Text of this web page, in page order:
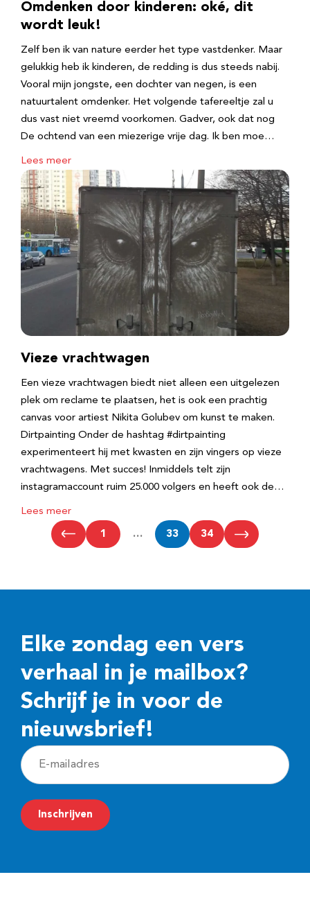
Omdenken door kinderen: oké, dit
wordt leuk!
Zelf ben ik van nature eerder het type vastdenker. Maar
gelukkig heb ik kinderen, de redding is dus steeds nabij.
Vooral mijn jongste, een dochter van negen, is een
natuurtalent omdenker. Het volgende tafereeltje zal u
dus vast niet vreemd voorkomen. Gadver, ook dat nog
De ochtend van een miezerige vrije dag. Ik ben moe…
Lees meer
Vieze vrachtwagen
Een vieze vrachtwagen biedt niet alleen een uitgelezen
plek om reclame te plaatsen, het is ook een prachtig
canvas voor artiest Nikita Golubev om kunst te maken.
Dirtpainting Onder de hashtag #dirtpainting
experimenteert hij met kwasten en zijn vingers op vieze
vrachtwagens. Met succes! Inmiddels telt zijn
instagramaccount ruim 25.000 volgers en heeft ook de…
Lees meer
1 … 33 34
Elke zondag een vers
verhaal in je mailbox?
Schrijf je in voor de
nieuwsbrief!
E
-
m
a
Inschrijven